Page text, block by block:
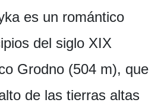
es un romántico
del siglo XIX
Grodno (504 m), que
de las tierras altas